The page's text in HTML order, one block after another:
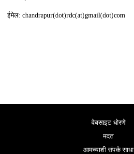
ईमेल: chandrapur(dot)rdc(at)gmail(dot)com
वेबसाइट धोरणे
मदत
आमच्याशी संपर्क साधा